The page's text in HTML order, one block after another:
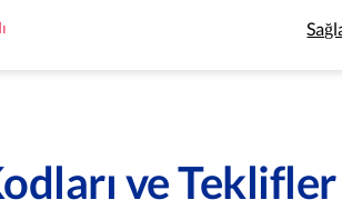
ve Teklifler